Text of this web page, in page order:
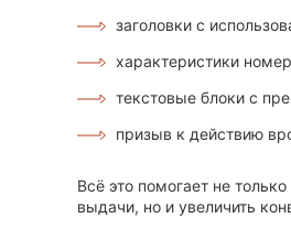
заголовки с
характеристики
текстовые блоки с
призыв к действию
Всё это помогает не
выдачи, но и увеличить